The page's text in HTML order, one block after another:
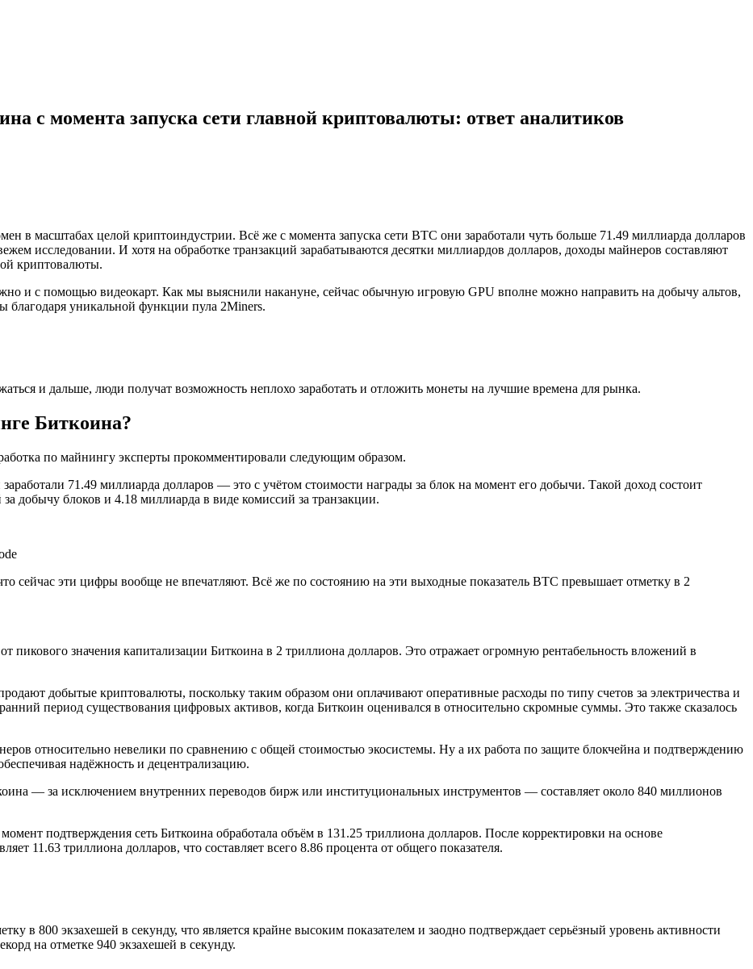
с момента запуска сети главной криптовалюты: ответ аналитиков
в масштабах целой криптоиндустрии. Всё же с момента запуска сети BTC они заработали чуть больше 71.49 миллиарда долларов
исследовании. И хотя на обработке транзакций зарабатываются десятки миллиардов долларов, доходы майнеров составляют
криптовалюты.
и с помощью видеокарт. Как мы выяснили накануне, сейчас обычную игровую GPU вполне можно направить на добычу альтов,
благодаря уникальной функции пула 2Miners.
и дальше, люди получат возможность неплохо заработать и отложить монеты на лучшие времена для рынка.
Биткоина?
по майнингу эксперты прокомментировали следующим образом.
71.49 миллиарда долларов — это с учётом стоимости награды за блок на момент его добычи. Такой доход состоит
добычу блоков и 4.18 миллиарда в виде комиссий за транзакции.
сейчас эти цифры вообще не впечатляют. Всё же по состоянию на эти выходные показатель BTC превышает отметку в 2
пикового значения капитализации Биткоина в 2 триллиона долларов. Это отражает огромную рентабельность вложений в
добытые криптовалюты, поскольку таким образом они оплачивают оперативные расходы по типу счетов за электричества и
период существования цифровых активов, когда Биткоин оценивался в относительно скромные суммы. Это также сказалось
относительно невелики по сравнению с общей стоимостью экосистемы. Ну а их работа по защите блокчейна и подтверждению
надёжность и децентрализацию.
— за исключением внутренних переводов бирж или институциональных инструментов — составляет около 840 миллионов
подтверждения сеть Биткоина обработала объём в 131.25 триллиона долларов. После корректировки на основе
11.63 триллиона долларов, что составляет всего 8.86 процента от общего показателя.
в 800 экзахешей в секунду, что является крайне высоким показателем и заодно подтверждает серьёзный уровень активности
на отметке 940 экзахешей в секунду.